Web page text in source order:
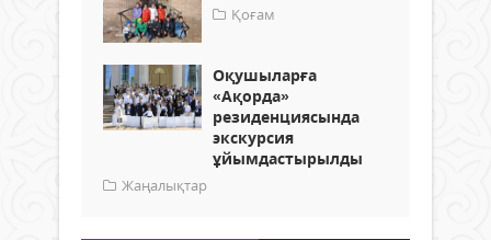
Қоғам
Оқушыларға
«Ақорда»
резиденциясында
экскурсия
ұйымдастырылды
Жаңалықтар